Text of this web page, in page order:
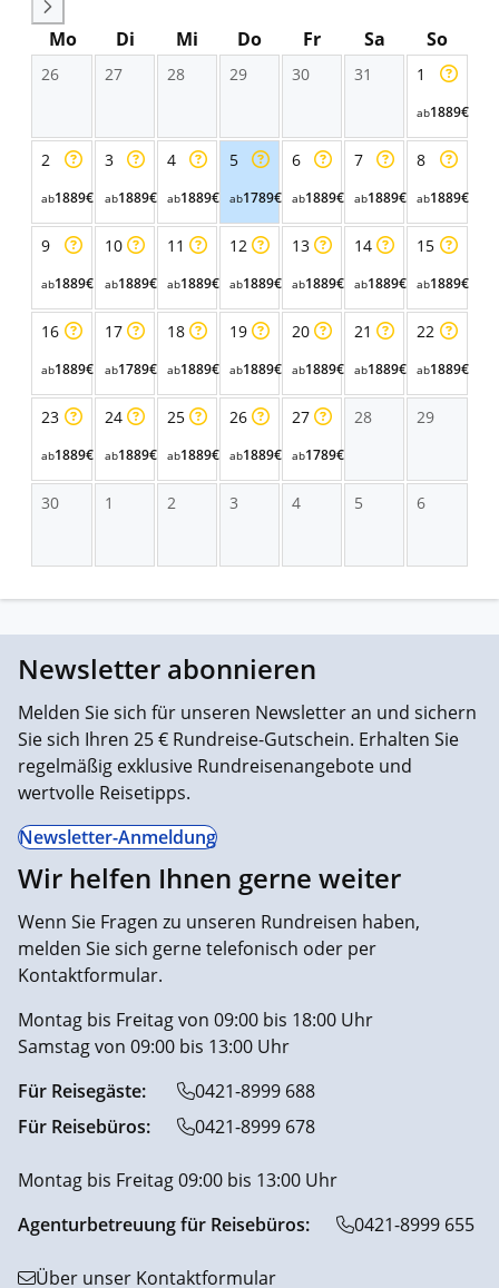
Mo Di Mi Do Fr Sa So
26 27 28 29 30 31 1
ab1889€
2
ab1889€
3
ab1889€
4
ab1889€
5
ab1789€
6
ab1889€
7
ab1889€
8
ab1889€
9
ab1889€
10
ab1889€
11
ab1889€
12
ab1889€
13
ab1889€
14
ab1889€
15
ab1889€
16
ab1889€
17
ab1789€
18
ab1889€
19
ab1889€
20
ab1889€
21
ab1889€
22
ab1889€
23
ab1889€
24
ab1889€
25
ab1889€
26
ab1889€
27
ab1789€
28 29
30 1 2 3 4 5 6
Newsletter abonnieren
Melden Sie sich für unseren Newsletter an und sichern
Sie sich Ihren 25 € Rundreise-Gutschein. Erhalten Sie
regelmäßig exklusive Rundreisenangebote und
wertvolle Reisetipps.
Newsletter-Anmeldung
Wir helfen Ihnen gerne weiter
Wenn Sie Fragen zu unseren Rundreisen haben,
melden Sie sich gerne telefonisch oder per
Kontaktformular.
Montag bis Freitag von 09:00 bis 18:00 Uhr
Samstag von 09:00 bis 13:00 Uhr
Für Reisegäste:
0421-8999 688
Für Reisebüros:
0421-8999 678
Montag bis Freitag 09:00 bis 13:00 Uhr
Agenturbetreuung für Reisebüros:
0421-8999 655
Über unser Kontaktformular